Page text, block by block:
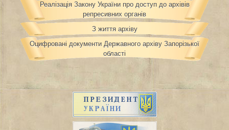
Реалізація Закону України про доступ до архівів
репресивних органів
З життя архіву
Оцифровані документи Державного архіву Запорізької
області